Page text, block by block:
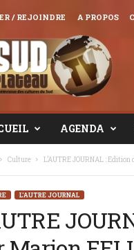
/ REJOINDRE A PROPOS
AGENDA
Culture L’AUTRE JOURNAL :
L'AUTRE JOURNAL